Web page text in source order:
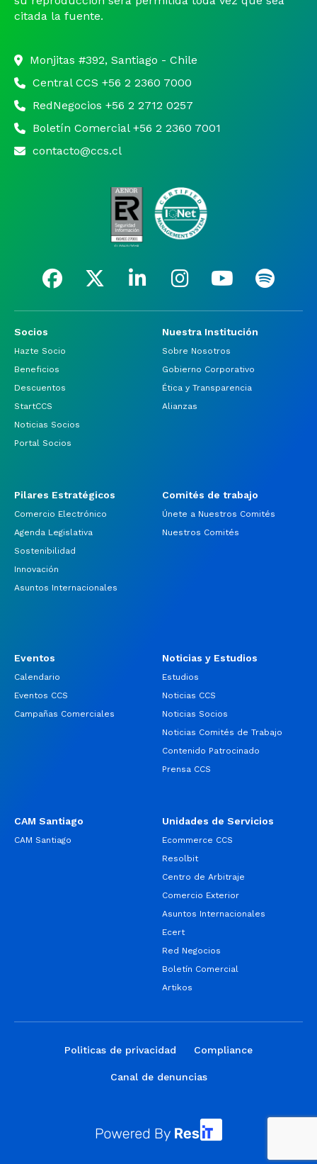
citada la fuente.
Monjitas #392, Santiago - Chile
Central CCS +56 2 2360 7000
RedNegocios +56 2 2712 0257
Boletín Comercial +56 2 2360 7001
contacto@ccs.cl
Socios
Hazte Socio
Beneficios
Descuentos
StartCCS
Noticias Socios
Portal Socios
Nuestra Institución
Sobre Nosotros
Gobierno Corporativo
Ética y Transparencia
Alianzas
Pilares Estratégicos
Comercio Electrónico
Agenda Legislativa
Sostenibilidad
Innovación
Asuntos Internacionales
Comités de trabajo
Únete a Nuestros Comités
Nuestros Comités
Eventos
Calendario
Eventos CCS
Campañas Comerciales
Noticias y Estudios
Estudios
Noticias CCS
Noticias Socios
Noticias Comités de Trabajo
Contenido Patrocinado
Prensa CCS
CAM Santiago
CAM Santiago
Unidades de Servicios
Ecommerce CCS
Resolbit
Centro de Arbitraje
Comercio Exterior
Asuntos Internacionales
Ecert
Red Negocios
Boletín Comercial
Artikos
Politicas de privacidad Compliance
Canal de denuncias